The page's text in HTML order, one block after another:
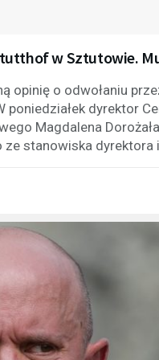
w Sztutowie.
opinię o odwołaniu
dyrektor
Magdalena
stanowiska dyrektora